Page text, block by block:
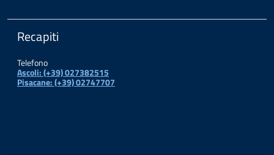
Recapiti
Telefono
Ascoli: (+39) 027382515
Pisacane: (+39) 02747707